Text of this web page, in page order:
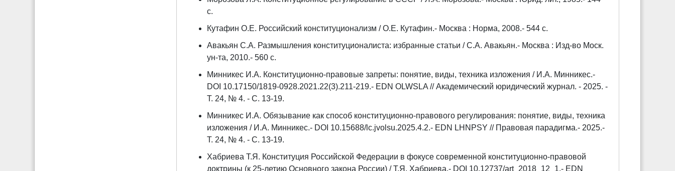
с.
Кутафин О.Е. Российский конституционализм / О.Е. Кутафин.- Москва : Норма, 2008.- 544 с.
Авакьян С.А. Размышления конституционалиста: избранные статьи / С.А. Авакьян.- Москва : Изд-во Моск.
ун-та, 2010.- 560 с.
Минникес И.А. Конституционно-правовые запреты: понятие, виды, техника изложения / И.А. Минникес.-
DOI 10.17150/1819-0928.2021.22(3).211-219.- EDN OLWSLA // Академический юридический журнал. - 2025. -
Т. 24, № 4. - С. 13-19.
Минникес И.А. Обязывание как способ конституционно-правового регулирования: понятие, виды, техника
изложения / И.А. Минникес.- DOI 10.15688/lc.jvolsu.2025.4.2.- EDN LHNPSY // Правовая парадигма.- 2025.-
Т. 24, № 4. - С. 13-19.
Хабриева Т.Я. Конституция Российской Федерации в фокусе современной конституционно-правовой
доктрины (к 25-летию Основного закона России) / Т.Я. Хабриева.- DOI 10.12737/art_2018_12_1.- EDN